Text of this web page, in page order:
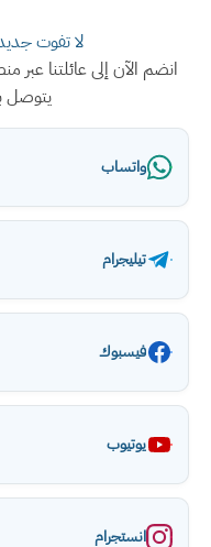
لا تفوت
انضم الآن إلى عائلتنا
يتوصل
واتساب
تيليجرام
فيسبوك
يوتيوب
انستجرام